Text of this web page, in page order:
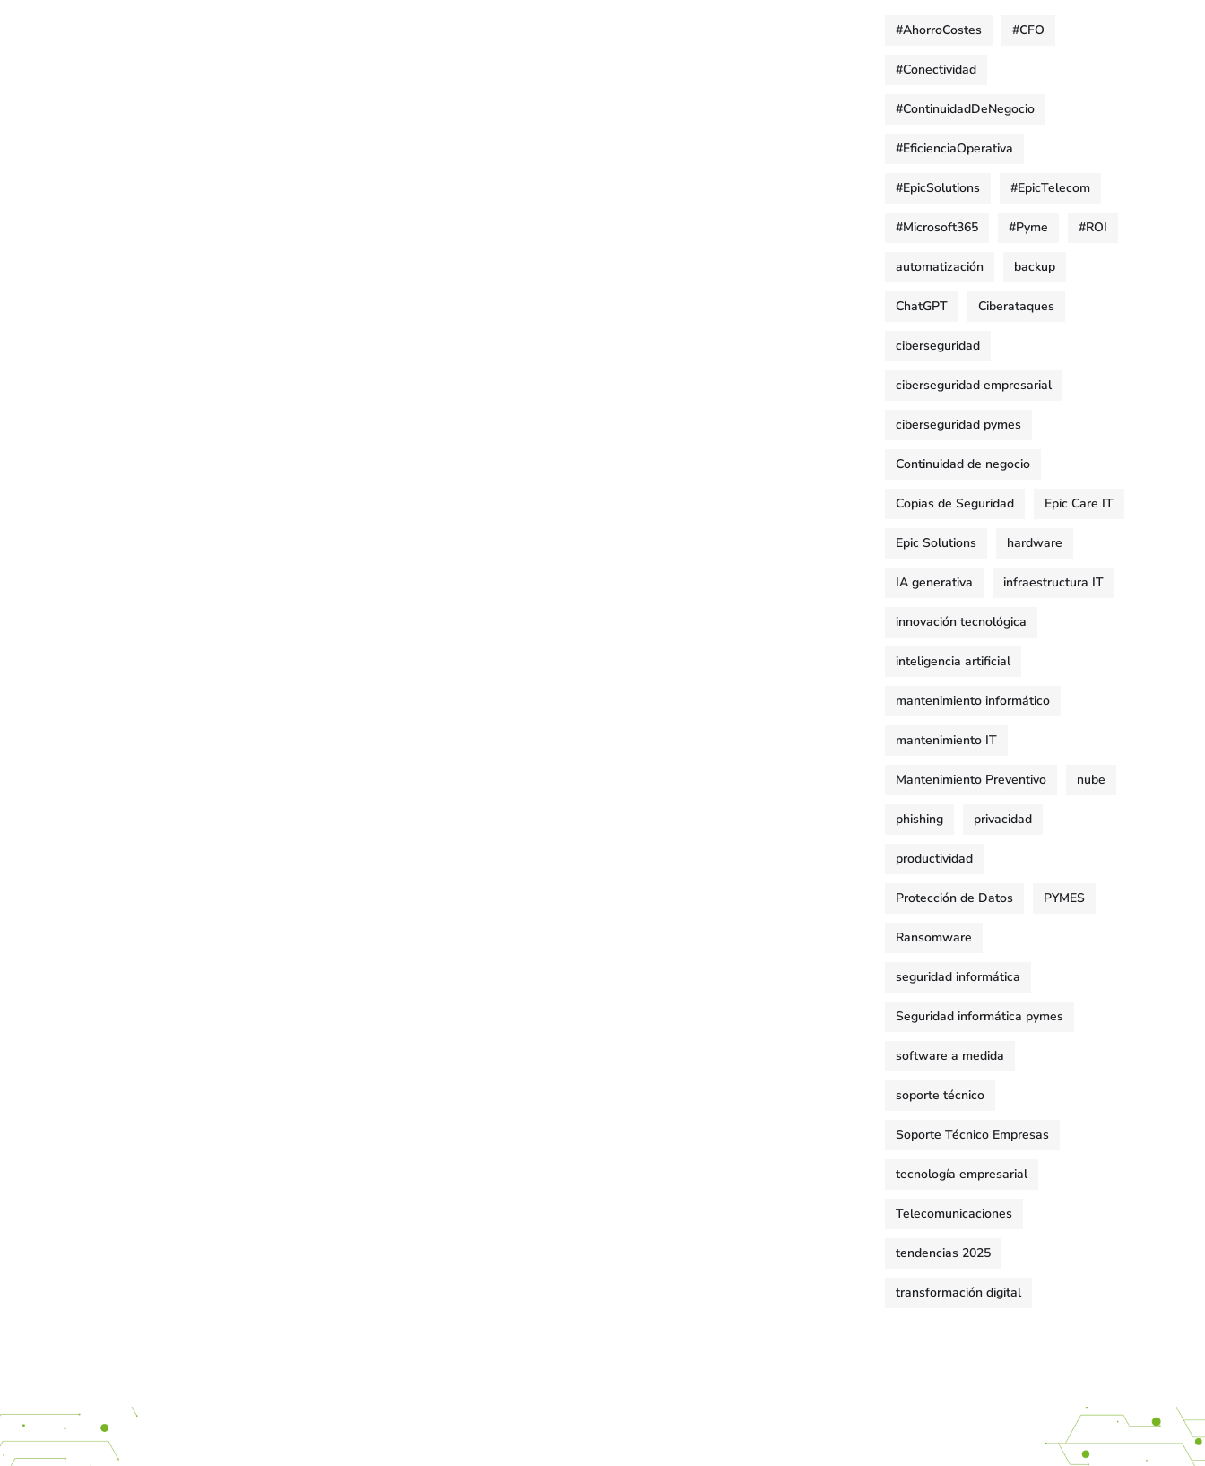
#AhorroCostes #CFO
#Conectividad
#ContinuidadDeNegocio
#EficienciaOperativa
#EpicSolutions #EpicTelecom
#Microsoft365 #Pyme #ROI
automatización backup
ChatGPT Ciberataques
ciberseguridad
ciberseguridad empresarial
ciberseguridad pymes
Continuidad de negocio
Copias de Seguridad Epic Care IT
Epic Solutions hardware
IA generativa infraestructura IT
innovación tecnológica
inteligencia artificial
mantenimiento informático
mantenimiento IT
Mantenimiento Preventivo nube
phishing privacidad
productividad
Protección de Datos PYMES
Ransomware
seguridad informática
Seguridad informática pymes
software a medida
soporte técnico
Soporte Técnico Empresas
tecnología empresarial
Telecomunicaciones
tendencias 2025
transformación digital